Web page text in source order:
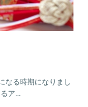
る時期になりまし
ア...